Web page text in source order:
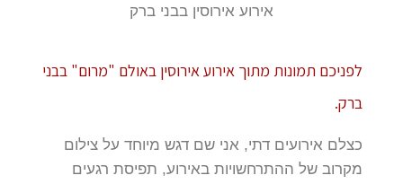
אירוע אירוסין בבני ברק
לפניכם תמונות מתוך אירוע אירוסין באולם "מרום" בבני
ברק.
כצלם אירועים דתי, אני שם דגש מיוחד על צילום
מקרוב של ההתרחשויות באירוע, תפיסת רגעים